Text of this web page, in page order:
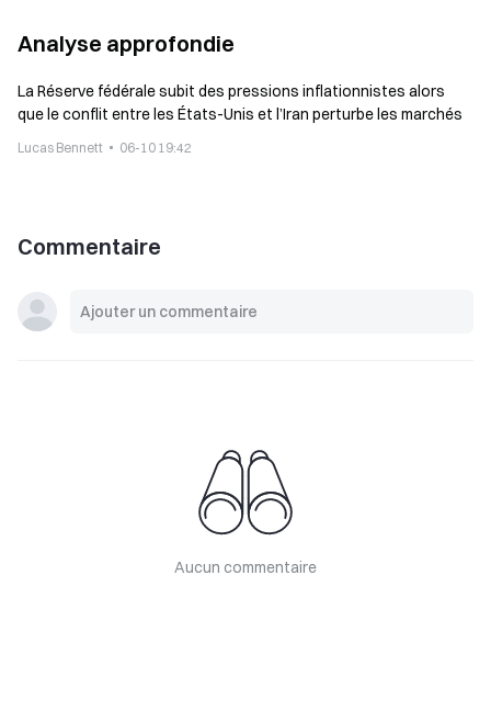
Analyse approfondie
La Réserve fédérale subit des pressions inflationnistes alors
que le conflit entre les États-Unis et l’Iran perturbe les marchés
Lucas Bennett 06-10 19:42
Commentaire
Aucun commentaire